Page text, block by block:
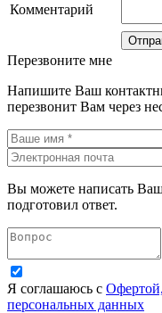
Комментарий
Перезвоните мне
Напишите Ваш
перезвонит Вам через
Вы можете написать
подготовил ответ.
Я соглашаюсь с
персональных данных